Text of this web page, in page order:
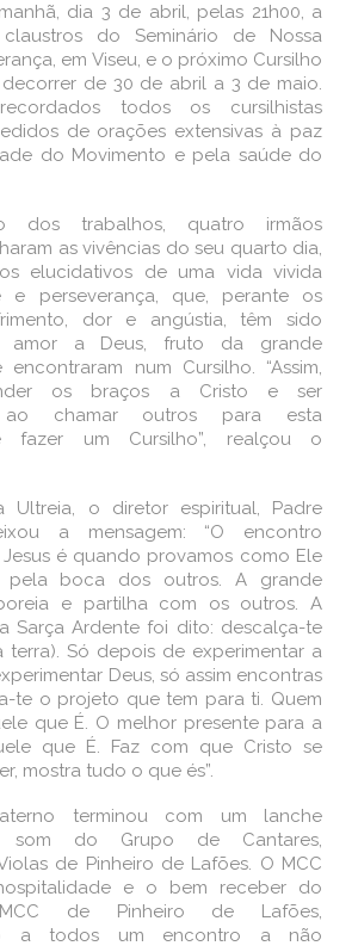
dia 3 de abril, pelas 21h00, a
do Seminário de Nossa
em Viseu, e o próximo Cursilho
de 30 de abril a 3 de maio.
todos os cursilhistas
de orações extensivas à paz
do Movimento e pela saúde do
dos trabalhos, quatro irmãos
as vivências do seu quarto dia,
elucidativos de uma vida vivida
e perseverança, que, perante os
dor e angústia, têm sido
amor a Deus, fruto da grande
num Cursilho. “Assim,
os braços a Cristo e ser
ao chamar outros para esta
fazer um Cursilho”, realçou o
Ultreia, o diretor espiritual, Padre
a mensagem: “O encontro
é quando provamos como Ele
boca dos outros. A grande
e partilha com os outros. A
Sarça Ardente foi dito: descalça-te
terra). Só depois de experimentar a
Deus, só assim encontras
te o projeto que tem para ti. Quem
que É. O melhor presente para a
que É. Faz com que Cristo se
mostra tudo o que és”.
terminou com um lanche
som do Grupo de Cantares,
de Pinheiro de Lafões. O MCC
e o bem receber do
de Pinheiro de Lafões,
a todos um encontro a não